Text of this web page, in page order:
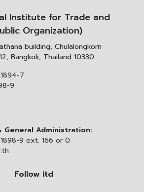
Institute for Trade and
Organization)
building, Chulalongkorn
Bangkok, Thailand 10330
7
9
General Administration:
9 ext. 166 or 0
Follow itd